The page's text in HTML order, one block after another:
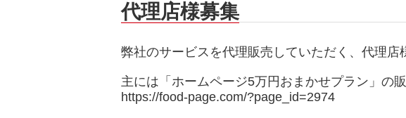
代理店様募集
弊社のサービスを代理販売していただく、代理店
主には「ホームページ5万円おまかせプラン」の
https://food-page.com/?page_id=2974